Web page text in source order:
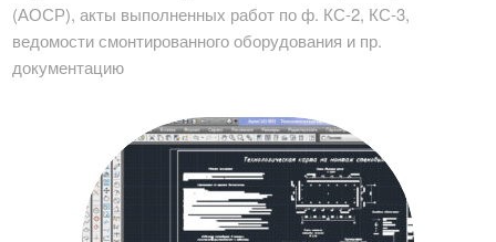
(АОСР), акты выполненных работ по ф. КС-2, КС-3,
ведомости смонтированного оборудования и пр.
документацию